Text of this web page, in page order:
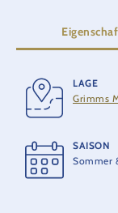
LAGE
Grimms
SAISON
Sommer
2013